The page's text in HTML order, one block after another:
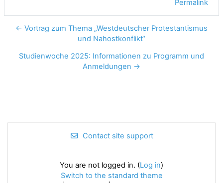
Permalink
← Vortrag zum Thema „Westdeutscher Protestantismus
und Nahostkonflikt“
Studienwoche 2025: Informationen zu Programm und
Anmeldungen →
Contact site support
You are not logged in. (Log in)
Switch to the standard theme